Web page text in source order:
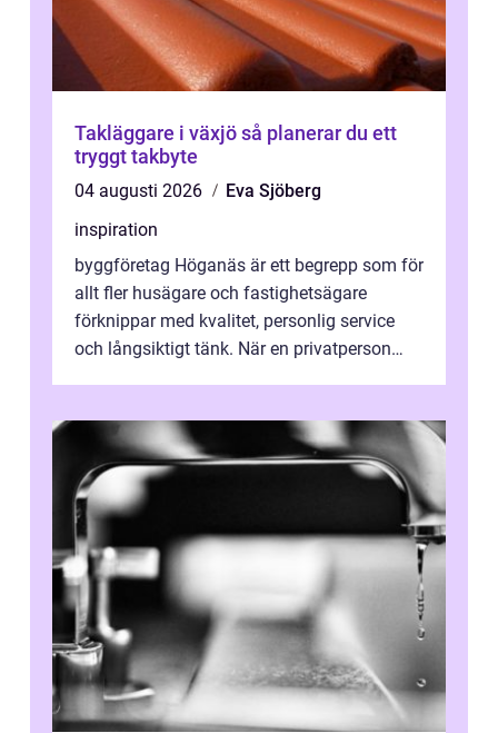
Takläggare i växjö så planerar du ett
tryggt takbyte
04 augusti 2026
Eva Sjöberg
inspiration
byggföretag Höganäs är ett begrepp som för
allt fler husägare och fastighetsägare
förknippar med kvalitet, personlig service
och långsiktigt tänk. När en privatperson